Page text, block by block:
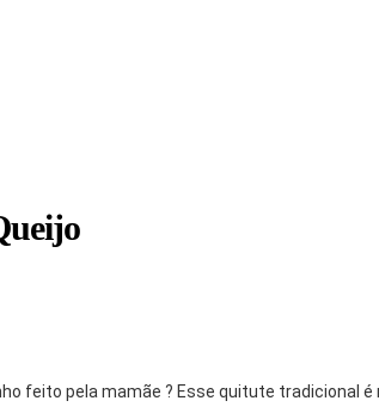
feito pela mamãe ? Esse quitute tradicional